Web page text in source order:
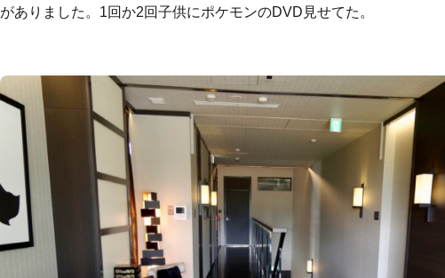
がありました。1回か2回子供にポケモンのDVD見せてた。